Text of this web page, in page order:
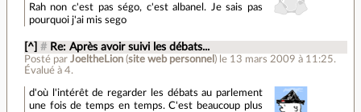
Rah non c'est pas ségo, c'est albanel. Je sais pas
pourquoi j'ai mis sego
[^] # Re: Après avoir suivi les débats...
Posté par JoeltheLion(site web personnel ) le 13 mars 2009 à 11:25.
Évalué à 4.
d'où l'intérêt de regarder les débats au parlement
une fois de temps en temps. C'est beaucoup plus